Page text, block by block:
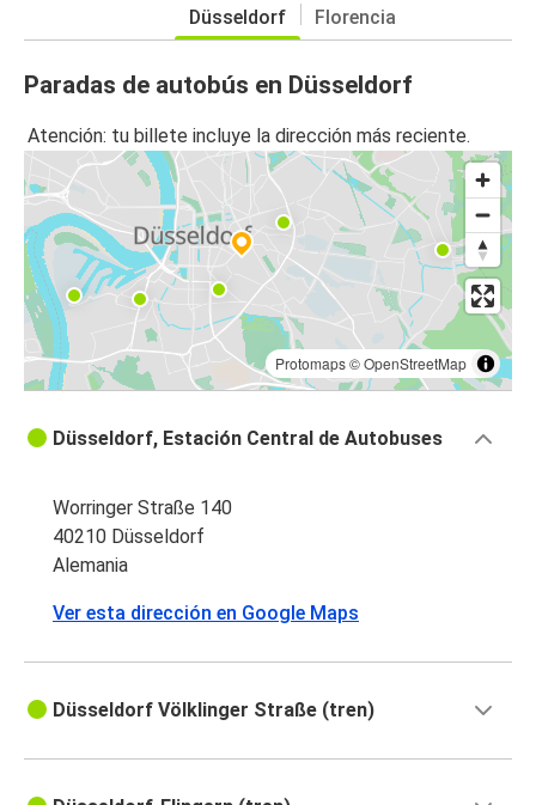
Düsseldorf Florencia
Paradas de autobús en Düsseldorf
Atención: tu billete incluye la dirección más reciente.
Protomaps©OpenStreetMap
Düsseldorf, Estación Central de Autobuses
Worringer Straße 140
40210 Düsseldorf
Alemania
Ver esta dirección en Google Maps
Düsseldorf Völklinger Straße (tren)